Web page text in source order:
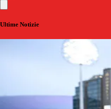
Ultime Notizie